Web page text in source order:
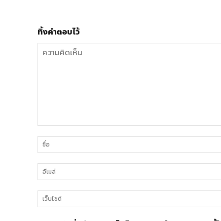
ทิ้งคำตอบไว้
คิด
เห็น